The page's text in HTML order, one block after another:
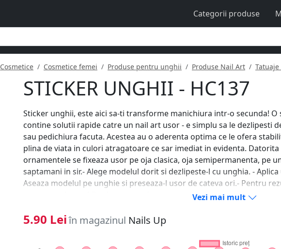
Categorii produse
Cosmetice Cosmetice femei Produse pentru unghii Produse Nail Art
STICKER UNGHII - HC137
Sticker unghii, este aici sa-ti transforme manichiura intr-o secunda!
contine solutii rapide catre un nail art usor - e simplu sa le dezlipesti
sau pedichiura facuta. Acestea au o aderenta optima ce le ofera
plina de viata in culori atragatoare ce sar imediat in evidenta.
ornamentele se fixeaza usor pe oja clasica, oja semipermanenta, pe
saptamani in sir.- Alege modelul dorit si dezlipeste-l cu unghia. -
Aseaza modelul pe unghie si preseaza-l usor de cateva ori.- Pentru
Vezi mai mult
5.90 Leiîn magazinul Nails Up